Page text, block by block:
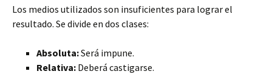
Los medios utilizados son insuficientes para lograr el
resultado. Se divide en dos clases:
Absoluta:Será impune.
Relativa: Deberá castigarse.